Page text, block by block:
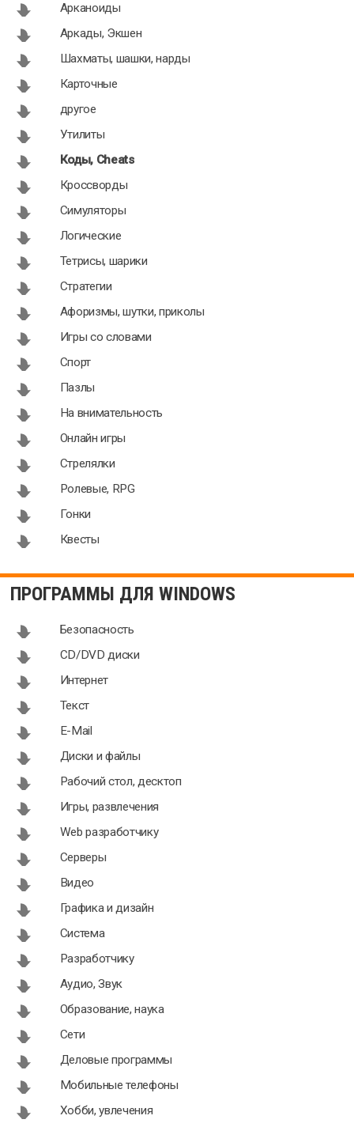
CheMax Rus
Арканоиды
Аркады, Экшен
Шахматы, шашки, нарды
Карточные
другое
Утилиты
Коды, Cheats
Кроссворды
Симуляторы
Логические
Тетрисы, шарики
Стратегии
Афоризмы, шутки, приколы
Игры со словами
Спорт
Пазлы
На внимательность
Онлайн игры
Стрелялки
Ролевые, RPG
Гонки
Квесты
ПРОГРАММЫ ДЛЯ WINDOWS
Безопасность
CD/DVD диски
Интернет
Текст
E-Mail
Диски и файлы
Рабочий стол, десктоп
Игры, развлечения
Web разработчику
Серверы
Видео
Графика и дизайн
Система
Разработчику
Аудио, Звук
Образование, наука
Сети
Деловые программы
Мобильные телефоны
Хобби, увлечения